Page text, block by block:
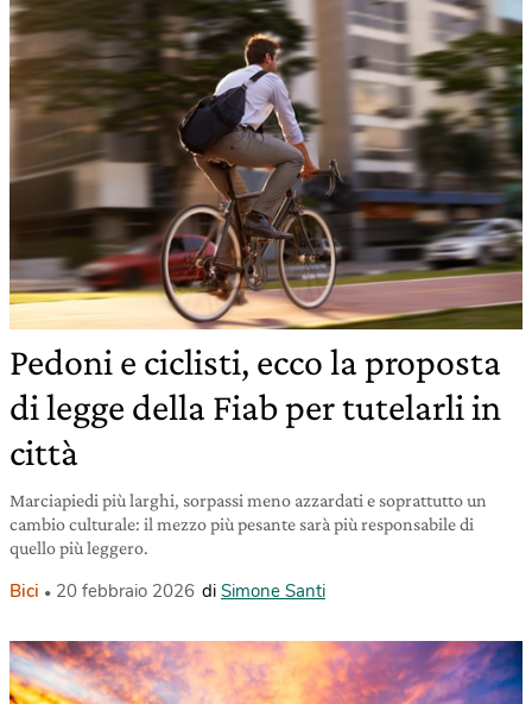
Pedoni e ciclisti, ecco la proposta
di legge della Fiab per tutelarli in
città
Marciapiedi più larghi, sorpassi meno azzardati e soprattutto un
cambio culturale: il mezzo più pesante sarà più responsabile di
quello più leggero.
Bici 20 febbraio 2026 di Simone Santi